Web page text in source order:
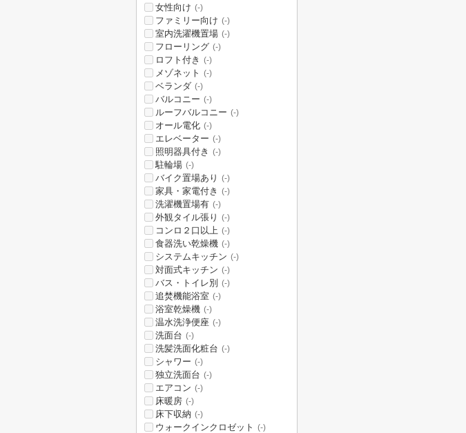
女性向け (-)
ファミリー向け (-)
室内洗濯機置場 (-)
フローリング (-)
ロフト付き (-)
メゾネット (-)
ベランダ (-)
バルコニー (-)
ルーフバルコニー (-)
オール電化 (-)
エレベーター (-)
照明器具付き (-)
駐輪場 (-)
バイク置場あり (-)
家具・家電付き (-)
洗濯機置場有 (-)
外観タイル張り (-)
コンロ２口以上 (-)
食器洗い乾燥機 (-)
システムキッチン (-)
対面式キッチン (-)
バス・トイレ別 (-)
追焚機能浴室 (-)
浴室乾燥機 (-)
温水洗浄便座 (-)
洗面台 (-)
洗髪洗面化粧台 (-)
シャワー (-)
独立洗面台 (-)
エアコン (-)
床暖房 (-)
床下収納 (-)
ウォークインクロゼット (-)